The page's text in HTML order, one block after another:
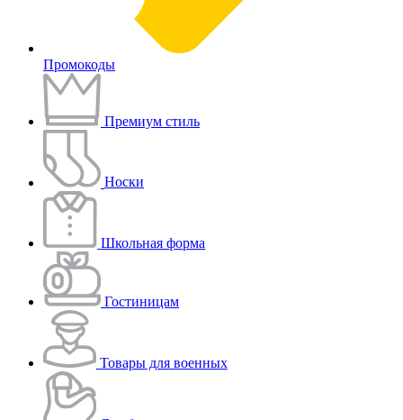
Промокоды
Премиум стиль
Носки
Школьная форма
Гостиницам
Товары для военных